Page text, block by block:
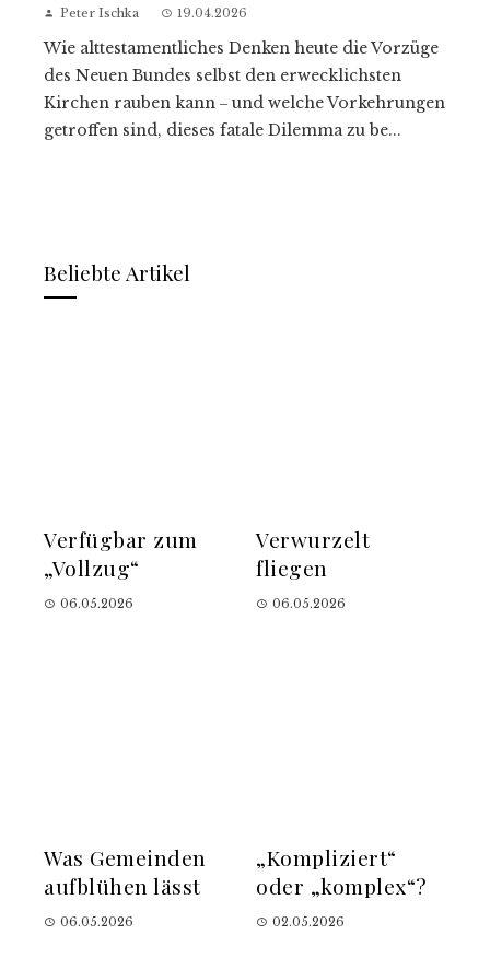
Peter Ischka 19.04.2026
Wie alttestamentliches Denken heute die Vorzüge
des Neuen Bundes selbst den erwecklichsten
Kirchen rauben kann ‒ und welche Vorkehrungen
getroffen sind, dieses fatale Dilemma zu be...
Beliebte Artikel
Verfügbar zum
„Vollzug“
06.05.2026
Verwurzelt
fliegen
06.05.2026
Was Gemeinden
aufblühen lässt
06.05.2026
„Kompliziert“
oder „komplex“?
02.05.2026